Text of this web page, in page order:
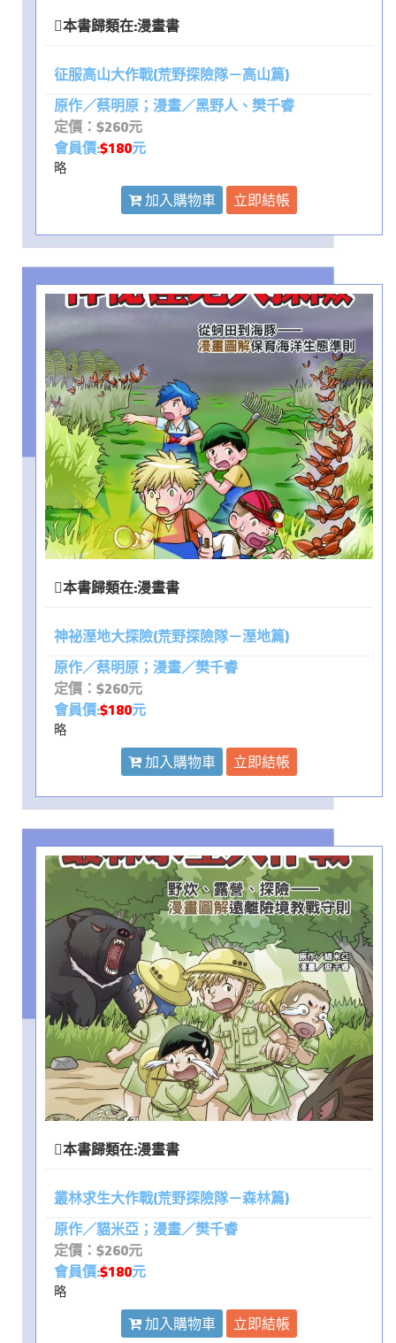
本書歸類在:漫畫書
征服高山大作戰(荒野探險隊－高山篇)
原作／蔡明原；漫畫／黑野人、樊千睿
定價：$260元
會員價:$180元
略
加入購物車 立即結帳
本書歸類在:漫畫書
神祕溼地大探險(荒野探險隊－溼地篇)
原作／蔡明原；漫畫／樊千睿
定價：$260元
會員價:$180元
略
加入購物車 立即結帳
本書歸類在:漫畫書
叢林求生大作戰(荒野探險隊－森林篇)
原作／貓米亞；漫畫／樊千睿
定價：$260元
會員價:$180元
略
加入購物車 立即結帳